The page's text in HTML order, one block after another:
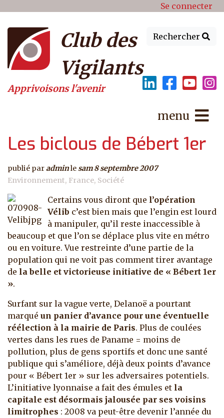
Menu du compte de Se connecter
Rechercher
Club des
Vigilants
Apprivoisons l'avenir
menu
Les biclous de Bébert 1er
publié paradminle sam 8 septembre 2007
Environnement France Société
Certains vous diront que l’opération
Vélib c’est bien mais que l’engin est lourd
à manipuler, qu’il reste inaccessible à
beaucoup et que l’on se déplace plus vite en métro
ou en voiture. Vue restreinte d’une partie de la
population qui ne voit pas comment tirer avantage
de la belle et victorieuse initiative de « Bébert 1er
».
Surfant sur la vague verte, Delanoë a pourtant
marqué un panier d’avance pour une éventuelle
réélection à la mairie de Paris. Plus de coulées
vertes dans les rues de Paname = moins de
pollution, plus de gens sportifs et donc une santé
publique qui s’améliore, déjà deux points d’avance
pour « Bébert 1er » sur les adversaires potentiels.
L’initiative lyonnaise a fait des émules et la
capitale est désormais jalousée par ses voisins
limitrophes : 2008 va peut-être devenir l’année du